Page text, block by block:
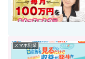
スマホ副業